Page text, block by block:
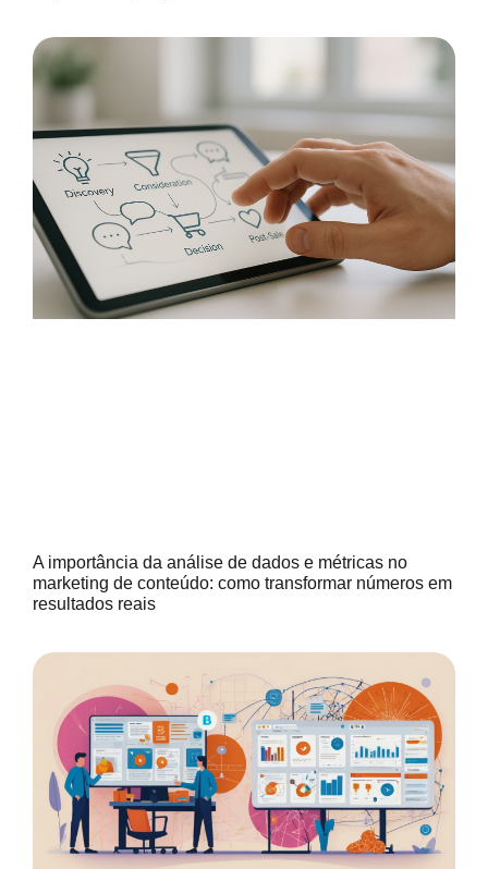
A importância da análise de dados e métricas no
marketing de conteúdo: como transformar números em
resultados reais